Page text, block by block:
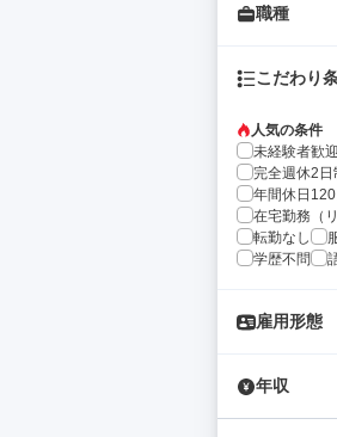
職種
こだわり
人気の条件
未経験者歓迎
完全週休2日
年間休日
在宅勤務（
転勤なし
学歴不問
雇用形態
年収